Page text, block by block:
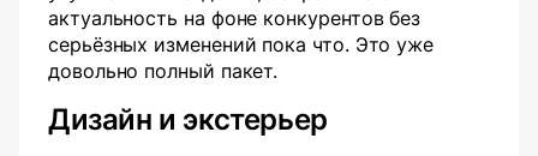
актуальность на фоне конкурентов без
серьёзных изменений пока что. Это уже
довольно полный пакет.
Дизайн и экстерьер